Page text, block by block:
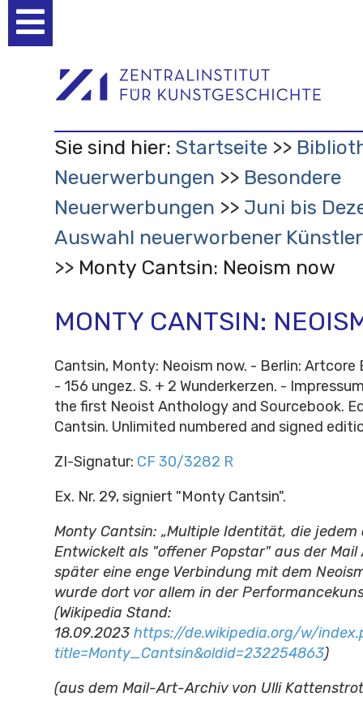
Werkzeuge
Sie sind hier: Startseite
Neuerwerbungen
Besondere
Neuerwerbungen
Juni bis
Auswahl neuerworbener
Monty Cantsin: Neoism now
MONTY CANTSIN:
Cantsin, Monty: Neoism now. - Berlin: Artcore
- 156 ungez. S. + 2 Wunderkerzen. -
the first Neoist Anthology and Sourcebook.
Cantsin. Unlimited numbered and signed
ZI-Signatur: CF 30/3282 R
Ex. Nr. 29, signiert "Monty Cantsin".
Monty Cantsin: „Multiple Identität, die
Entwickelt als "offener Popstar" aus der Mail
später eine enge Verbindung mit dem
wurde dort vor allem in der
(Wikipedia Stand:
18.09.2023 https://de.wikipedia.org/w/
title=Monty_Cantsin&oldid=232254863)
(aus dem Mail-Art-Archiv von Ulli